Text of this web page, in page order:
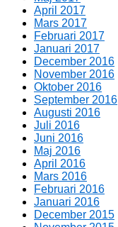
April 2017
Mars 2017
Februari 2017
Januari 2017
December 2016
November 2016
Oktober 2016
September 2016
Augusti 2016
Juli 2016
Juni 2016
Maj 2016
April 2016
Mars 2016
Februari 2016
Januari 2016
December 2015